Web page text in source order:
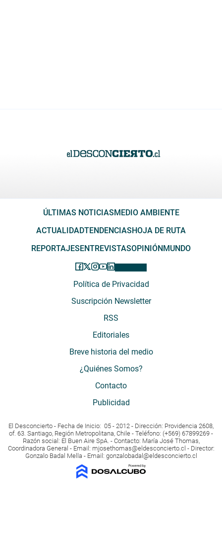
ÚLTIMAS NOTICIASMEDIO AMBIENTE
ACTUALIDADTENDENCIASHOJA DE RUTA
REPORTAJESENTREVISTASOPINIÓNMUNDO
Política de Privacidad
Suscripción Newsletter
RSS
Editoriales
Breve historia del medio
¿Quiénes Somos?
Contacto
Publicidad
El Desconcierto - Fecha de Inicio: 05 - 2012 - Dirección: Providencia 2608,
of. 63. Santiago, Región Metropolitana, Chile - Teléfono: (+569) 67899269 -
Razón social: El Buen Aire SpA. - Contacto: María José Thomas,
Coordinadora General - Email: mjosethomas@eldesconcierto.cl - Director:
Gonzalo Badal Mella - Email: gonzalobadal@eldesconcierto.cl